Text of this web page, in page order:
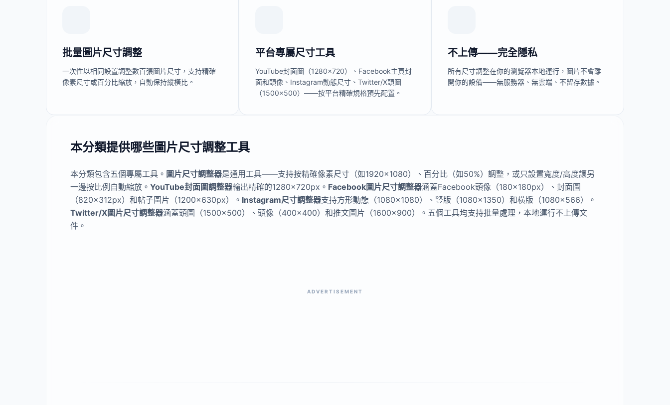
批量圖片尺寸調整
一次性以相同設置調整數百張圖片尺寸，支持精確
像素尺寸或百分比縮放，自動保持縱橫比。
平台專屬尺寸工具
YouTube封面圖（1280×720）、Facebook主頁封
面和頭像、Instagram動態尺寸、Twitter/X頭圖
（1500×500）——按平台精確規格預先配置。
不上傳——完全隱私
所有尺寸調整在你的瀏覽器本地運行，圖片不會離
開你的設備——無服務器、無雲端、不留存數據。
本分類提供哪些圖片尺寸調整工具
本分類包含五個專屬工具。 圖片尺寸調整器是通用工具——支持按精確像素尺寸（如1920×1080）、百分比（如50%）調整，或只設置寬度/高度讓另
一邊按比例自動縮放。 YouTube封面圖調整器輸出精確的1280×720px。 Facebook圖片尺寸調整器涵蓋Facebook頭像（180×180px）、封面圖
（820×312px）和帖子圖片（1200×630px）。 Instagram尺寸調整器支持方形動態（1080×1080）、豎版（1080×1350）和橫版（1080×566）。
Twitter/X圖片尺寸調整器涵蓋頭圖（1500×500）、頭像（400×400）和推文圖片（1600×900）。五個工具均支持批量處理，本地運行不上傳文
件。
ADVERTISEMENT